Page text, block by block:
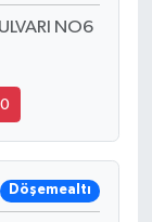
NO6
Döşemealtı